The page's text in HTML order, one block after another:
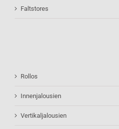
Faltstores
Rollos
Innenjalousien
Vertikaljalousien